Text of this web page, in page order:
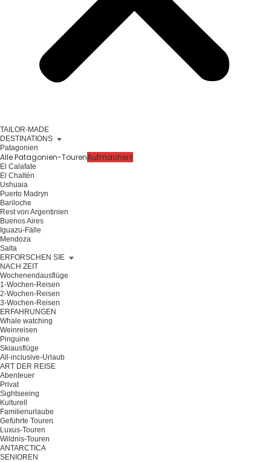
TAILOR-MADE
DESTINATIONS
Patagonien
Alle Patagonien-TourenAufmachen!
El Calafate
El Chaltén
Ushuaia
Puerto Madryn
Bariloche
Rest von Argentinien
Buenos Aires
Iguazu-Fälle
Mendoza
Salta
ERFORSCHEN SIE
NACH ZEIT
Wochenendausflüge
1-Wochen-Reisen
2-Wochen-Reisen
3-Wochen-Reisen
ERFAHRUNGEN
Whale watching
Weinreisen
Pinguine
Skiausflüge
All-inclusive-Urlaub
ART DER REISE
Abenteuer
Privat
Sightseeing
Kulturell
Familienurlaube
Geführte Touren
Luxus-Touren
Wildnis-Touren
ANTARCTICA
SENIOREN